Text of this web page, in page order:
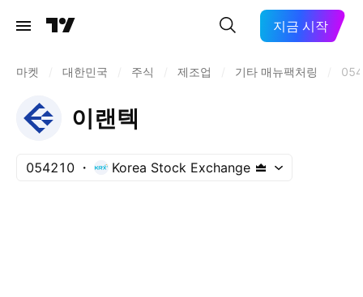
지금 시작
마켓 대한민국 주식 제조업 기타 매뉴팩처링
이랜텍
054210 Korea Stock Exchange